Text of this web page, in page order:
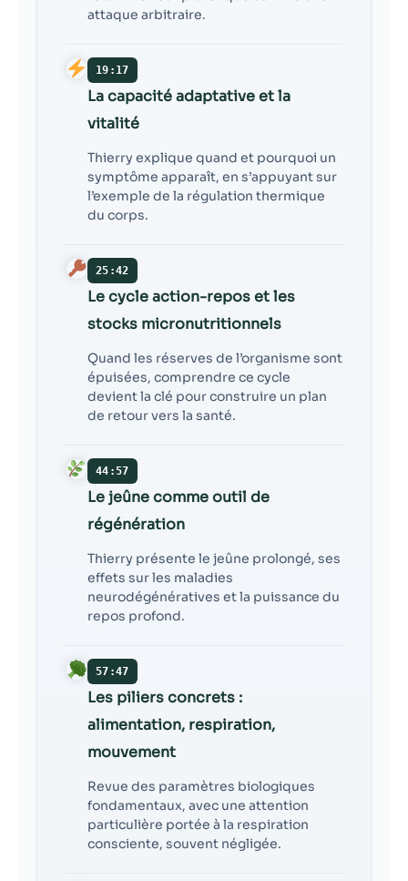
attaque arbitraire.
19:17
La capacité adaptative et la
vitalité
Thierry explique quand et pourquoi un
symptôme apparaît, en s’appuyant sur
l’exemple de la régulation thermique
du corps.
25:42
Le cycle action-repos et les
stocks micronutritionnels
Quand les réserves de l’organisme sont
épuisées, comprendre ce cycle
devient la clé pour construire un plan
de retour vers la santé.
44:57
Le jeûne comme outil de
régénération
Thierry présente le jeûne prolongé, ses
effets sur les maladies
neurodégénératives et la puissance du
repos profond.
57:47
Les piliers concrets :
alimentation, respiration,
mouvement
Revue des paramètres biologiques
fondamentaux, avec une attention
particulière portée à la respiration
consciente, souvent négligée.